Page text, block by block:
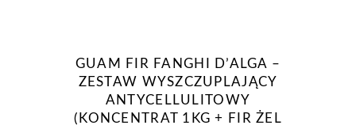
GUAM FIR FANGHI D’ALGA –
ZESTAW WYSZCZUPLAJĄCY
ANTYCELLULITOWY
(KONCENTRAT 1KG + FIR ŻEL